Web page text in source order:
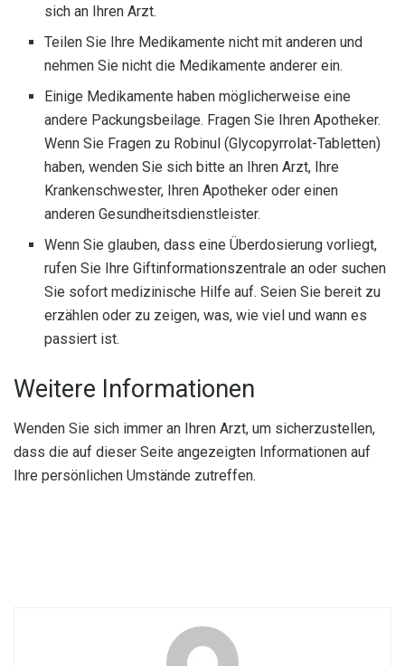
sich an Ihren Arzt.
Teilen Sie Ihre Medikamente nicht mit anderen und
nehmen Sie nicht die Medikamente anderer ein.
Einige Medikamente haben möglicherweise eine
andere Packungsbeilage. Fragen Sie Ihren Apotheker.
Wenn Sie Fragen zu Robinul (Glycopyrrolat-Tabletten)
haben, wenden Sie sich bitte an Ihren Arzt, Ihre
Krankenschwester, Ihren Apotheker oder einen
anderen Gesundheitsdienstleister.
Wenn Sie glauben, dass eine Überdosierung vorliegt,
rufen Sie Ihre Giftinformationszentrale an oder suchen
Sie sofort medizinische Hilfe auf. Seien Sie bereit zu
erzählen oder zu zeigen, was, wie viel und wann es
passiert ist.
Weitere Informationen
Wenden Sie sich immer an Ihren Arzt, um sicherzustellen,
dass die auf dieser Seite angezeigten Informationen auf
Ihre persönlichen Umstände zutreffen.